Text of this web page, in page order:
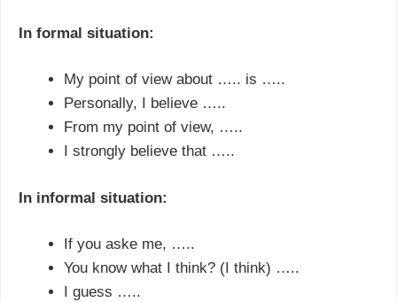
In formal situation:
My point of view about ….. is …..
Personally, I believe …..
From my point of view, …..
I strongly believe that …..
In informal situation:
If you aske me, …..
You know what I think? (I think) …..
I guess …..